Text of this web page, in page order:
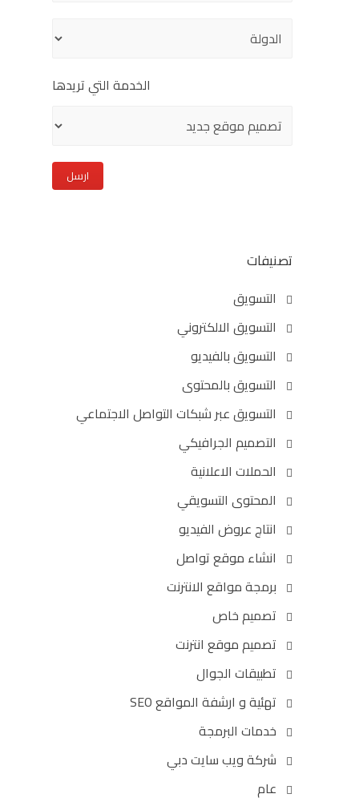
الخدمة التي تريدها
تصنيفات
التسويق
التسويق الالكتروني
التسويق بالفيديو
التسويق بالمحتوى
التسويق عبر شبكات التواصل الاجتماعي
التصميم الجرافيكي
الحملات الاعلانية
المحتوى التسويقي
انتاج عروض الفيديو
انشاء موقع تواصل
برمجة مواقع الانترنت
تصميم خاص
تصميم موقع انترنت
تطبيقات الجوال
تهئية و ارشفة المواقع SEO
خدمات البرمجة
شركة ويب سايت دبي
عام